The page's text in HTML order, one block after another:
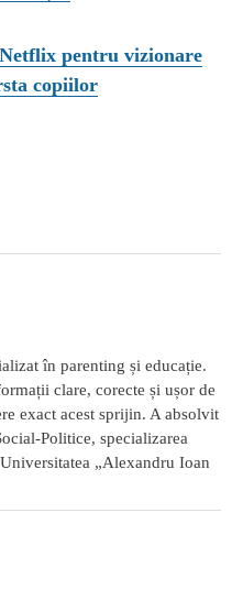
pentru vizionare
copiilor
în parenting și educație.
clare, corecte și ușor de
exact acest sprijin. A absolvit
Politice, specializarea
„Alexandru Ioan